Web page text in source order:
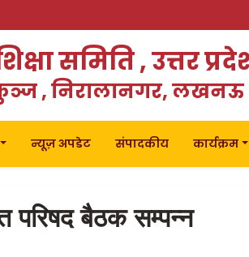
समिति , उत्तर
, निरालानगर, लखनऊ
न्यूज़ अपडेट संपादकीय कार्यक्रम
परिषद बैठक सम्पन्न